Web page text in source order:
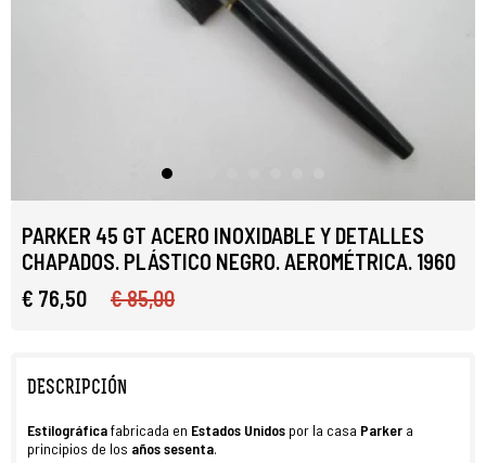
PARKER 45 GT ACERO INOXIDABLE Y DETALLES
CHAPADOS. PLÁSTICO NEGRO. AEROMÉTRICA. 1960
€ 76,50
€ 85,00
DESCRIPCIÓN
Estilográficafabricada en Estados Unidos por la casa Parker a
principios de los añossesenta.